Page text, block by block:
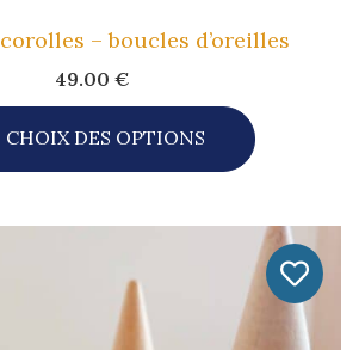
– boucles d’oreilles
49.00 €
CHOIX DES OPTIONS
A
Variations.